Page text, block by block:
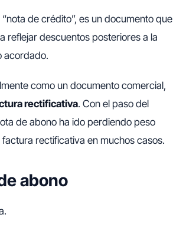
de crédito”, es un documento que
reflejar descuentos posteriores a la
acordado.
como un documento comercial,
rectificativa. Con el paso del
de abono ha ido perdiendo peso
rectificativa en muchos casos.
abono